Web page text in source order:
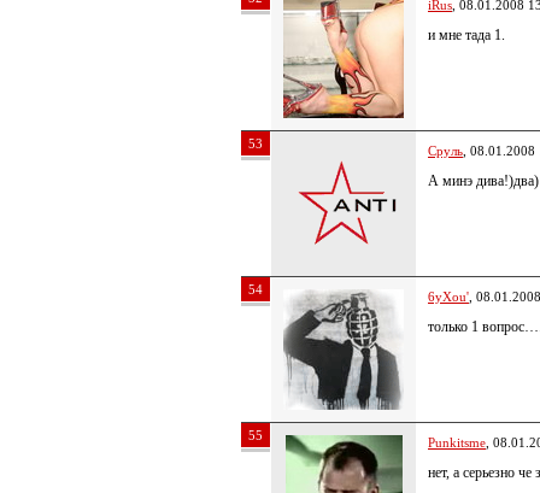
iRus , 08.01.2008
и мне тада 1.
53 Сруль ,
А минэ дива!)два)
54 6yXou' ,
только 1
55 Punkitsme ,
нет, а серьезно